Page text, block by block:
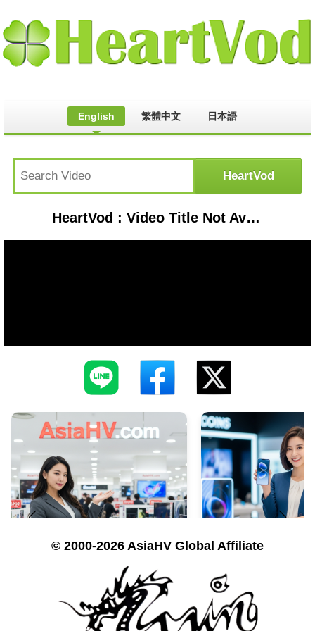
English 繁體中文 日本語
HeartVod : Video Title Not Available
© 2000-2026 AsiaHV Global Affiliate